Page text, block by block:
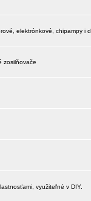
elektrónkové, chipampy i
zosilňovače
využiteľné v DIY.